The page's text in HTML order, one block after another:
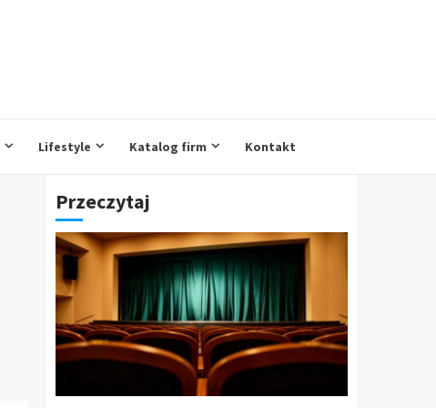
Lifestyle Katalog firm Kontakt
Przeczytaj